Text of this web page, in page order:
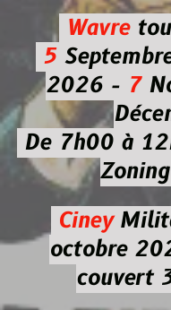
Wavre
5
2026 -7
De 7h00 à
Ciney
octobre
couvert